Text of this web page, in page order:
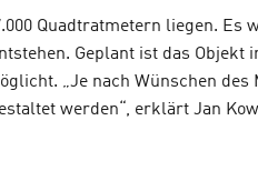
Quadtratmetern liegen. Es
Geplant ist das Objekt
„Je nach Wünschen des
werden“, erklärt Jan